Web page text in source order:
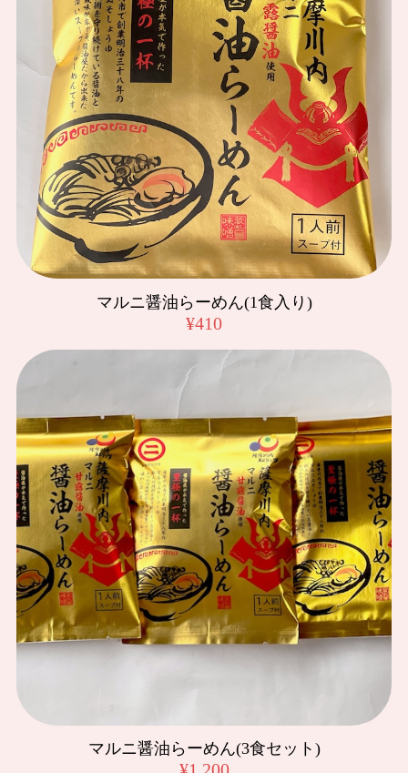
ゴールデンエールを頼んでいたのですが、残念ながら売り切
れてしまい。。ヴァイツェンに変更して頂きました。変更も
快くお受けくださり発送まで迅速に対応頂きました。まだ飲
めていないのですが、味噌屋さんで作っているビールという
ことで、飲むのがとても楽しみです🍺ありがとうございまし
た！！
マルニ麦麹生みそ 3kg
2025/01/16
注文発注発送、早くて助かります! 我が家は、毎朝ほぼお味
噌汁なので、お味噌が美味しいって素晴らしいことなんで
す。 ありがとうございます😊
2024/05/21
マルニ こいくち醤油「紫折鶴」 1.8L
2024/02/25
美しい麦みそ 500g
2020/10/24
豚みそふりかけ
2020/10/24
黒豚みそ
マルニ醤油らーめん(1食入り)
¥410
マルニ醤油らーめん(3食セット)